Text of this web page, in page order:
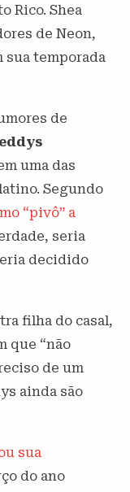
Rico. Shea
de Neon,
sua temporada
de
uma das
Segundo
“pivô” a
seria
decidido
filha do casal,
que “não
de um
ainda são
sua
do ano